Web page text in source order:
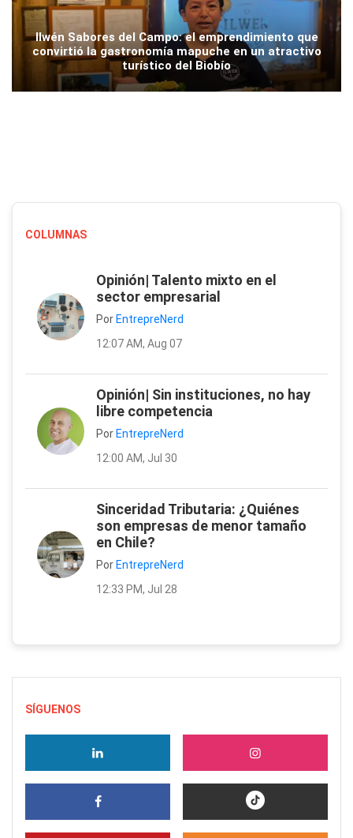
Ilwén Sabores del Campo: el emprendimiento que
convirtió la gastronomía mapuche en un atractivo
turístico del Biobío
COLUMNAS
Opinión| Talento mixto en el
sector empresarial
Por EntrepreNerd
12:07 AM, Aug 07
Opinión| Sin instituciones, no hay
libre competencia
Por EntrepreNerd
12:00 AM, Jul 30
Sinceridad Tributaria: ¿Quiénes
son empresas de menor tamaño
en Chile?
Por EntrepreNerd
12:33 PM, Jul 28
SÍGUENOS